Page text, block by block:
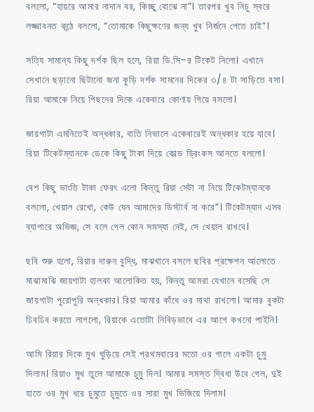
বললো, “হায়রে আমার নাদান বর, কিচ্ছু বোঝে না”। তারপর খুব নিচু স্বরে
লজ্জাবনত কন্ঠে বললো, “তোমাকে কিছুক্ষণের জন্য খুব নির্জনে পেতে চাই”।
সত্যি সামান্য কিছু দর্শক ছিল হলে, রিয়া ডি.সি-র টিকেট নিলো। এখানে
সেখানে ছড়ানো ছিটানো জনা কুড়ি দর্শক সামনের দিকের ৩/৪ টা সাড়িতে বসা।
রিয়া আমাকে নিয়ে পিছনের দিকে একেবারে কোণায় গিয়ে বসলো।
জায়গাটা এমনিতেই অন্ধকার, বাতি নিভালে একেবারেই অন্ধকার হয়ে যাবে।
রিয়া টিকেটম্যানকে ডেকে কিছু টাকা দিয়ে কোল্ড ড্রিংকস আনতে বললো।
বেশ কিছু ভাংতি টাকা ফেরৎ এলো কিন্তু রিয়া সেটা না নিয়ে টিকেটম্যানকে
বললো, খেয়াল রেখো, কেউ যেন আমাদের ডিস্টার্ব না করে”। টিকেটম্যান এসব
ব্যাপারে অভিজ্ঞ, সে বলে গেল কোন সমস্যা নেই, সে খেয়াল রাখবে।
ছবি শুরু হলো, রিয়ার দারুন বুদ্ধি, মাঝখানে বসলে ছবির প্রক্ষেপন আলোতে
মাঝামাঝি জায়গাটা হালকা আলোকিত হয়, কিন্তু আমরা যেখানে বসেছি সে
জায়গাটা পুরোপুরি অন্ধকার। রিয়া আমার কাঁধে ওর মাথা রাখলো। আমার বুকটা
ঢিবঢিব করতে লাগলো, রিয়াকে এতোটা নিবিড়ভাবে এর আগে কখনো পাইনি।
আমি রিয়ার দিকে মুখ ঘুড়িয়ে সেই প্রথমবারের মতো ওর গালে একটা চুমু
দিলাম। রিয়াও মুখ তুলে আমাকে চুমু দিল। আমার সমস্ত দ্বিধা উবে গেল, দুই
হাতে ওর মুখ ধরে চুমুতে চুমুতে ওর সারা মুখ ভিজিয়ে দিলাম।